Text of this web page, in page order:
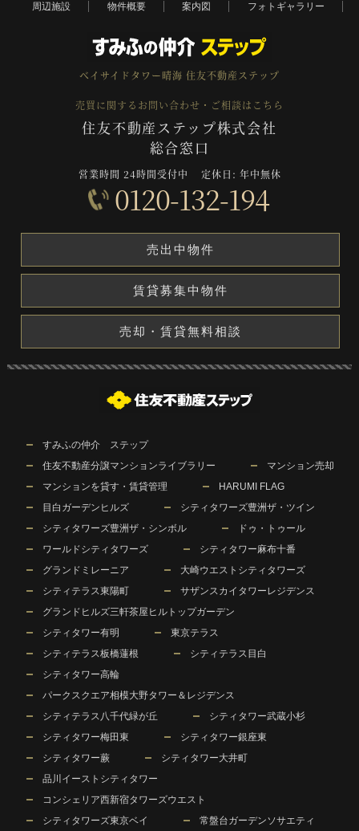
0120-132-194
年中無休 24時間受付中
〒163-0206 東京都新宿区西新宿2丁目6番1号 新宿住友ビル6階
ご相談はこちら
周辺施設
物件概要 案内図 フォトギャラリー
ベイサイドタワー晴海 住友不動産ステップ
売買に関するお問い合わせ・ご相談はこちら
住友不動産ステップ株式会社
総合窓口
営業時間 24時間受付中 定休日: 年中無休
0120-132-194
売出中物件
売却・賃貸無料相談
賃貸募集中物件
すみふの仲介 ステップ
住友不動産分譲マンションライブラリー
マンション売却
マンションを貸す・賃貸管理
HARUMI FLAG
目白ガーデンヒルズ
シティタワーズ豊洲ザ・ツイン
シティタワーズ豊洲ザ・シンボル
ドゥ・トゥール
ワールドシティタワーズ
シティタワー麻布十番
グランドミレーニア
大崎ウエストシティタワーズ
シティテラス東陽町
サザンスカイタワーレジデンス
グランドヒルズ三軒茶屋ヒルトップガーデン
シティタワー有明
東京テラス
シティテラス板橋蓮根
シティテラス目白
シティタワー高輪
パークスクエア相模大野タワー＆レジデンス
シティテラス八千代緑が丘
シティタワー武蔵小杉
シティタワー梅田東
シティタワー銀座東
シティタワー蕨
シティタワー大井町
品川イーストシティタワー
コンシェリア西新宿タワーズウエスト
シティタワーズ東京ベイ
常盤台ガーデンソサエティ